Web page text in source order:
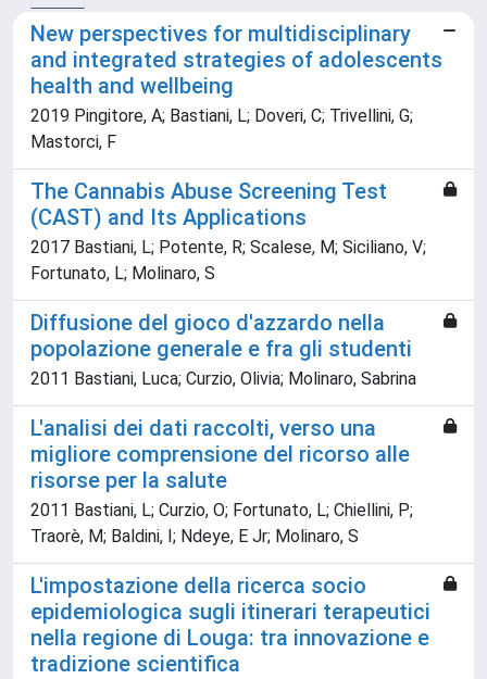
New perspectives for multidisciplinary
and integrated strategies of adolescents
health and wellbeing
2019 Pingitore, A; Bastiani, L; Doveri, C; Trivellini, G;
Mastorci, F
The Cannabis Abuse Screening Test
(CAST) and Its Applications
2017 Bastiani, L; Potente, R; Scalese, M; Siciliano, V;
Fortunato, L; Molinaro, S
Diffusione del gioco d'azzardo nella
popolazione generale e fra gli studenti
2011 Bastiani, Luca; Curzio, Olivia; Molinaro, Sabrina
L'analisi dei dati raccolti, verso una
migliore comprensione del ricorso alle
risorse per la salute
2011 Bastiani, L; Curzio, O; Fortunato, L; Chiellini, P;
Traorè, M; Baldini, I; Ndeye, E Jr; Molinaro, S
L'impostazione della ricerca socio
epidemiologica sugli itinerari terapeutici
nella regione di Louga: tra innovazione e
tradizione scientifica